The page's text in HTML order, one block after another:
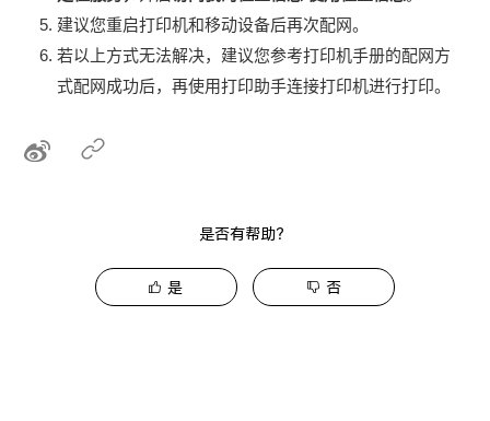
建议您重启打印机和移动设备后再次配网。
若以上方式无法解决，建议您参考打印机手册的配网方
式配网成功后，再使用打印助手连接打印机进行打印。
是否有帮助？
是 否